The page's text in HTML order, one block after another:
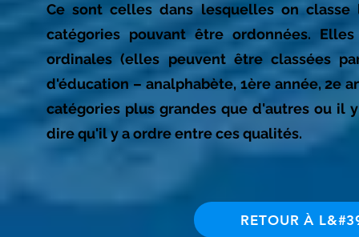
RETOUR À
Ce sont celles dans lesquelles on
catégories pouvant être ordonnées.
ordinales (elles peuvent être classées
d'éducation – analphabète, 1ère année, 2e
catégories plus grandes que d'autres ou il
dire qu'il y a ordre entre ces qualités.